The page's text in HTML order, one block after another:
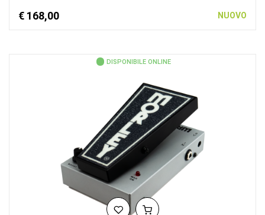
€ 168,00 NUOVO
DISPONIBILE ONLINE